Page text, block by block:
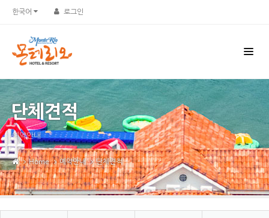
한국어 로그인
단체견적
예약안내
Home 예약안내 단체견적
Sketchbook5, 스케치북5